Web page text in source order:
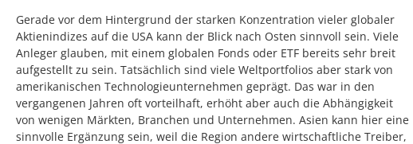
Gerade vor dem Hintergrund der starken Konzentration vieler globaler
Aktienindizes auf die USA kann der Blick nach Osten sinnvoll sein. Viele
Anleger glauben, mit einem globalen Fonds oder ETF bereits sehr breit
aufgestellt zu sein. Tatsächlich sind viele Weltportfolios aber stark von
amerikanischen Technologieunternehmen geprägt. Das war in den
vergangenen Jahren oft vorteilhaft, erhöht aber auch die Abhängigkeit
von wenigen Märkten, Branchen und Unternehmen. Asien kann hier eine
sinnvolle Ergänzung sein, weil die Region andere wirtschaftliche Treiber,